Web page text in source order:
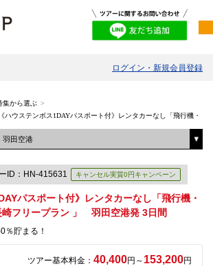
ログイン・新規会員登録
集から選ぶ
《ハウステンボス1DAYパスポート付》レンタカーなし「飛行機・
羽田空港
ID：HN-415631 キャンセル実質0円キャンペーン
パスポート付》レンタカーなし「飛行機・
崎フリープラン 」 羽田空港発 3日間
％貯まる！
ツアー基本料金： 40,400円～ 153,200円